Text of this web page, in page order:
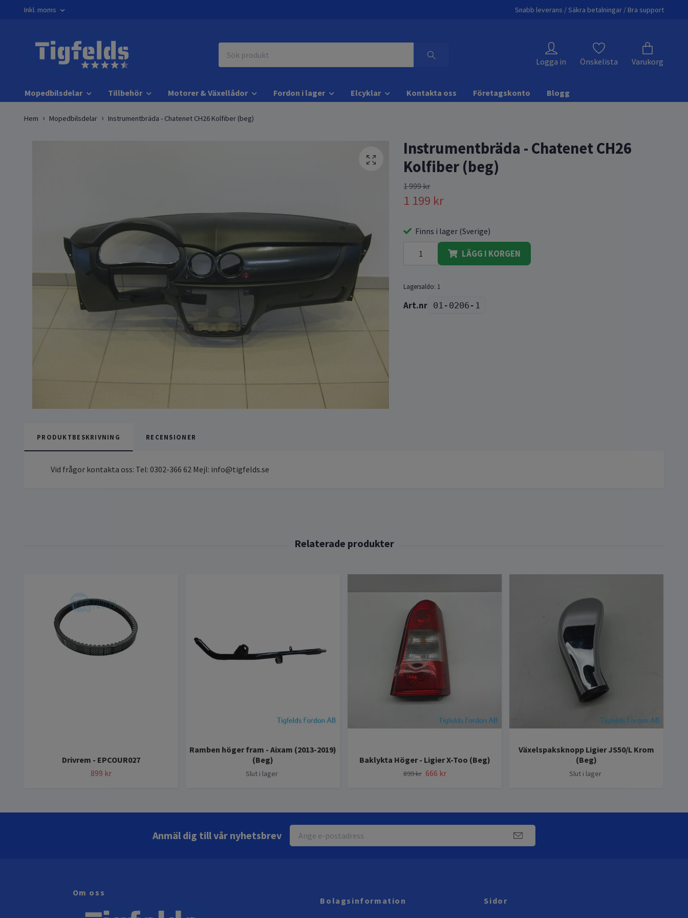
Inkl. moms Snabb leverans / Säkra betalningar / Bra support
Logga in Önskelista Varukorg
Mopedbilsdelar Tillbehör Motorer & Växellådor Fordon i lager Elcyklar Kontakta oss Företagskonto Blogg
Hem Mopedbilsdelar Instrumentbräda - Chatenet CH26 Kolfiber (beg)
Instrumentbräda - Chatenet CH26
Kolfiber (beg)
1 999 kr
1 199 kr
Finns i lager (Sverige)
LÄGG I KORGEN
Lagersaldo: 1
01-0206-1
PRODUKTBESKRIVNING RECENSIONER
Vid frågor kontakta oss: Tel: 0302-366 62 Mejl: info@tigfelds.se
Drivrem - EPCOUR027
899 kr
Ramben höger fram - Aixam (2013-2019)
(Beg)
Slut i lager
Baklykta Höger - Ligier X-Too (Beg)
899 kr 666 kr
Växelspaksknopp Ligier JS50/L Krom
(Beg)
Slut i lager
Anmäl dig till vår nyhetsbrev
Om oss
Bolagsinformation
Sidor